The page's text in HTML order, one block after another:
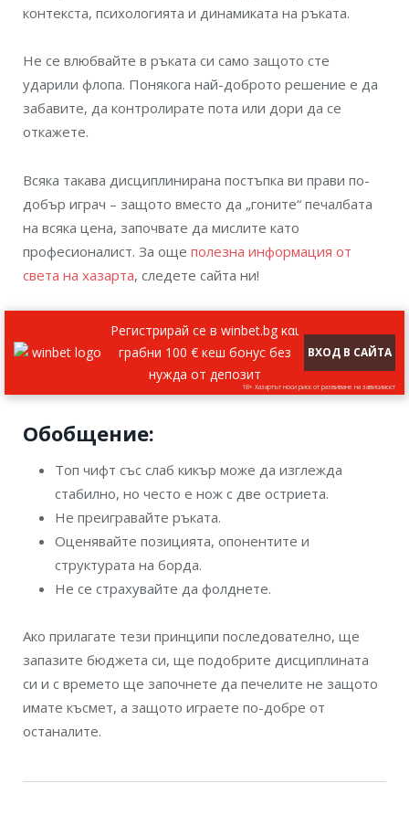
контекста, психологията и динамиката на ръката.
Не се влюбвайте в ръката си само защото сте
ударили флопа. Понякога най-доброто решение е да
забавите, да контролирате пота или дори да се
откажете.
Всяка такава дисциплинирана постъпка ви прави по-
добър играч – защото вместо да „гоните“ печалбата
на всяка цена, започвате да мислите като
професионалист. За още полезна информация от
света на хазарта, следете сайта ни!
Регистрирай се в winbet.bg και
грабни 100 € кеш бонус без
нужда от депозит
ВХОД В САЙТА
18+ Хазартът носи риск от развиване на зависимост
Обобщение:
Топ чифт със слаб кикър може да изглежда
стабилно, но често е нож с две остриета.
Не преигравайте ръката.
Оценявайте позицията, опонентите и
структурата на борда.
Не се страхувайте да фолднете.
Ако прилагате тези принципи последователно, ще
запазите бюджета си, ще подобрите дисциплината
си и с времето ще започнете да печелите не защото
имате късмет, а защото играете по-добре от
останалите.